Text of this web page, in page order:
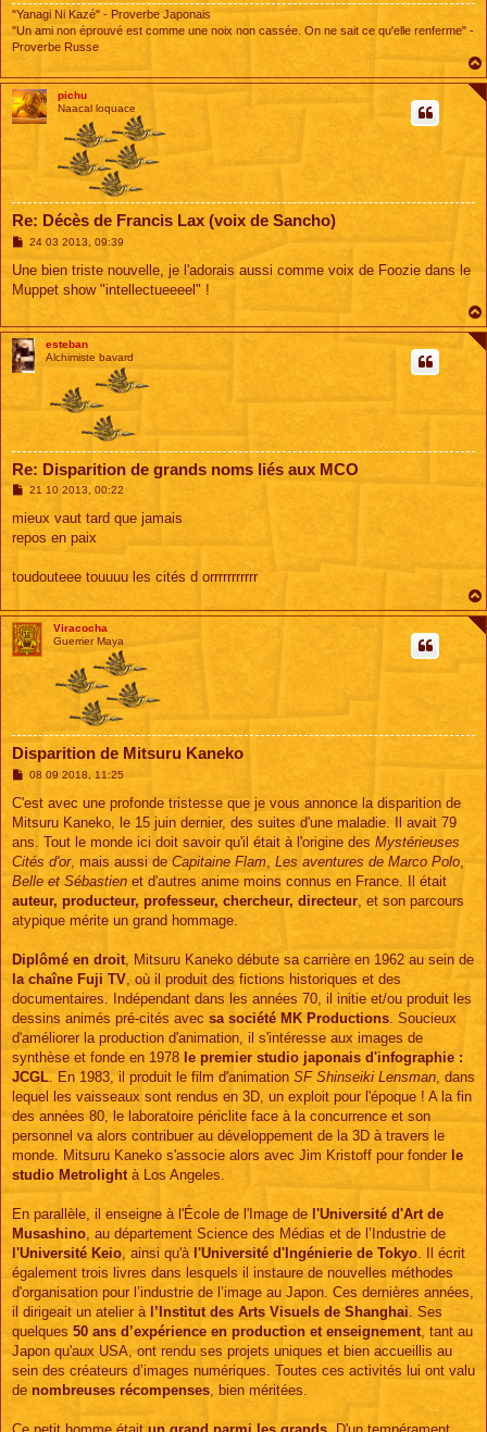
"Yanagi Ni Kazé" - Proverbe Japonais
"Un ami non éprouvé est comme une noix non cassée. On ne sait ce qu'elle renferme" -
Proverbe Russe
pichu
Naacal loquace
Re: Décès de Francis Lax (voix de Sancho)
M
s
a
24 03 2013, 09:39
Une bien triste nouvelle, je l'adorais aussi comme voix de Foozie dans le
Muppet show "intellectueeeel" !
esteban
Alchimiste bavard
Re: Disparition de grands noms liés aux MCO
M
s
a
21 10 2013, 00:22
mieux vaut tard que jamais
repos en paix
toudouteee touuuu les cités d orrrrrrrrrrr
Viracocha
Guerrier Maya
Disparition de Mitsuru Kaneko
M
s
a
g
08 09 2018, 11:25
C'est avec une profonde tristesse que je vous annonce la disparition de
Mitsuru Kaneko, le 15 juin dernier, des suites d'une maladie. Il avait 79
ans. Tout le monde ici doit savoir qu'il était à l'origine des Mystérieuses
Cités d'or, mais aussi de Capitaine Flam Les aventures de Marco Polo
Belle et Sébastien et d'autres anime moins connus en France. Il était
auteur, producteur, professeur, chercheur, directeur , et son parcours
atypique mérite un grand hommage.
Diplômé en droit , Mitsuru Kaneko débute sa carrière en 1962 au sein de
la chaîne Fuji TV , où il produit des fictions historiques et des
documentaires. Indépendant dans les années 70, il initie et/ou produit les
dessins animés pré-cités avec sa société MK Productions . Soucieux
d'améliorer la production d'animation, il s'intéresse aux images de
synthèse et fonde en 1978 le premier studio japonais d'infographie :
JCGL . En 1983, il produit le film d'animation SF Shinseiki Lensman , dans
lequel les vaisseaux sont rendus en 3D, un exploit pour l'époque ! A la fin
des années 80, le laboratoire périclite face à la concurrence et son
personnel va alors contribuer au développement de la 3D à travers le
monde. Mitsuru Kaneko s'associe alors avec Jim Kristoff pour fonder le
studio Metrolight à Los Angeles.
En parallèle, il enseigne à l'École de l'Image de l'Université d'Art de
Musashino , au département Science des Médias et de l’Industrie de
l'Université Keio , ainsi qu'à l'Université d'Ingénierie de Tokyo . Il écrit
également trois livres dans lesquels il instaure de nouvelles méthodes
d'organisation pour l’industrie de l’image au Japon. Ces dernières années,
il dirigeait un atelier à l’Institut des Arts Visuels de Shanghai . Ses
quelques 50 ans d’expérience en production et enseignement , tant au
Japon qu'aux USA, ont rendu ses projets uniques et bien accueillis au
sein des créateurs d’images numériques. Toutes ces activités lui ont valu
de nombreuses récompenses , bien méritées.